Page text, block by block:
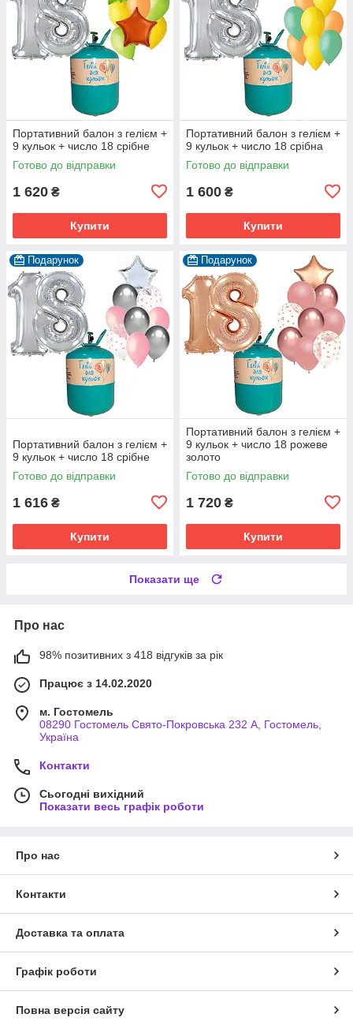
Портативний балон з гелієм +
9 кульок + число 18 срібне
Готово до відправки
1 620 ₴
Купити
Портативний балон з гелієм +
9 кульок + число 18 срібна
Готово до відправки
1 600 ₴
Купити
Подарунок
Портативний балон з гелієм +
9 кульок + число 18 срібне
Готово до відправки
1 616 ₴
Купити
Подарунок
Портативний балон з гелієм +
9 кульок + число 18 рожеве
золото
Готово до відправки
1 720 ₴
Купити
Показати ще
Про нас
98% позитивних з 418 відгуків за рік
Працює з 14.02.2020
м. Гостомель
08290 Гостомель Свято-Покровська 232 А, Гостомель,
Україна
Контакти
Сьогодні вихідний
Показати весь графік роботи
Про нас
Контакти
Доставка та оплата
Графік роботи
Повна версія сайту